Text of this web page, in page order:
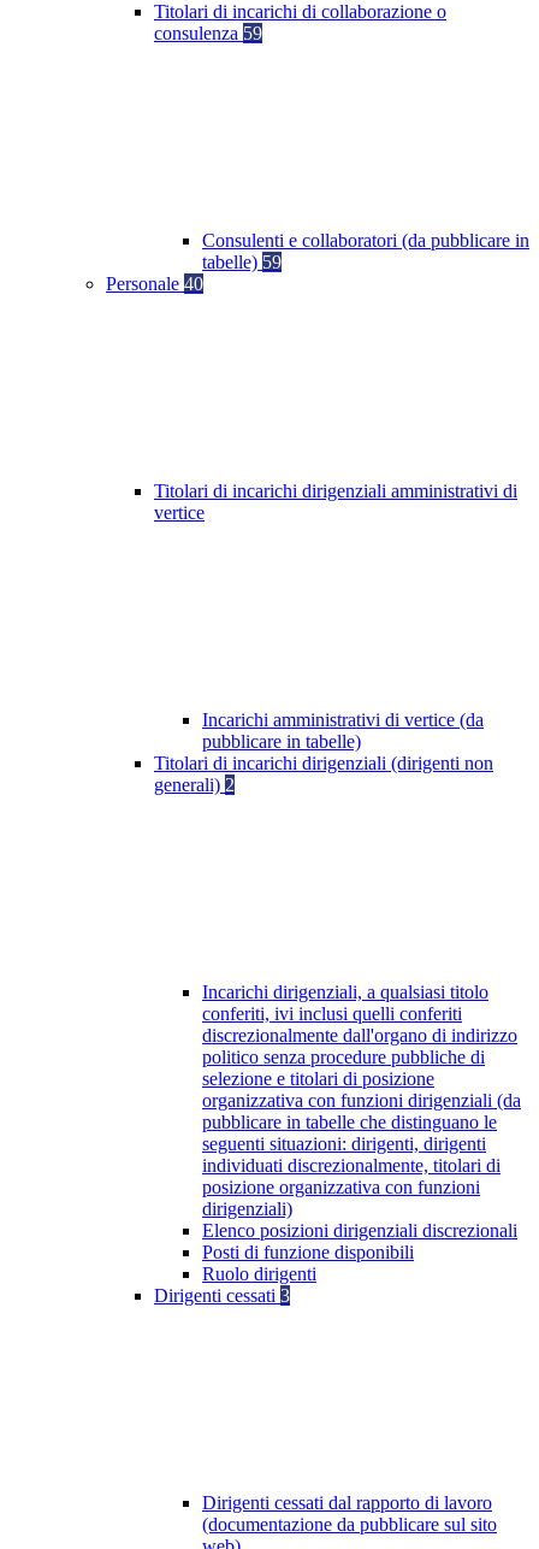
Titolari di incarichi di collaborazione o
consulenza 59
Consulenti e collaboratori (da pubblicare in
tabelle) 59
Personale 40
Titolari di incarichi dirigenziali amministrativi di
vertice
Incarichi amministrativi di vertice (da
pubblicare in tabelle)
Titolari di incarichi dirigenziali (dirigenti non
generali) 2
Incarichi dirigenziali, a qualsiasi titolo
conferiti, ivi inclusi quelli conferiti
discrezionalmente dall'organo di indirizzo
politico senza procedure pubbliche di
selezione e titolari di posizione
organizzativa con funzioni dirigenziali (da
pubblicare in tabelle che distinguano le
seguenti situazioni: dirigenti, dirigenti
individuati discrezionalmente, titolari di
posizione organizzativa con funzioni
dirigenziali)
Elenco posizioni dirigenziali discrezionali
Posti di funzione disponibili
Ruolo dirigenti
Dirigenti cessati 3
Dirigenti cessati dal rapporto di lavoro
(documentazione da pubblicare sul sito